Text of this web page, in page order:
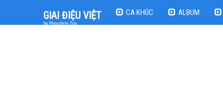
GIAI ĐIỆU VIỆT
by Phantam Top
CA KHÚC ALBUM